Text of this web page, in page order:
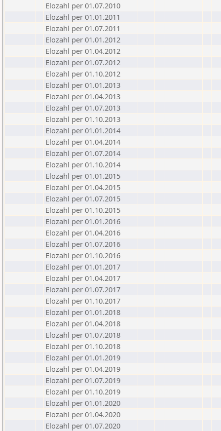
Elozahl per 01.07.2010
Elozahl per 01.01.2011
Elozahl per 01.07.2011
Elozahl per 01.01.2012
Elozahl per 01.04.2012
Elozahl per 01.07.2012
Elozahl per 01.10.2012
Elozahl per 01.01.2013
Elozahl per 01.04.2013
Elozahl per 01.07.2013
Elozahl per 01.10.2013
Elozahl per 01.01.2014
Elozahl per 01.04.2014
Elozahl per 01.07.2014
Elozahl per 01.10.2014
Elozahl per 01.01.2015
Elozahl per 01.04.2015
Elozahl per 01.07.2015
Elozahl per 01.10.2015
Elozahl per 01.01.2016
Elozahl per 01.04.2016
Elozahl per 01.07.2016
Elozahl per 01.10.2016
Elozahl per 01.01.2017
Elozahl per 01.04.2017
Elozahl per 01.07.2017
Elozahl per 01.10.2017
Elozahl per 01.01.2018
Elozahl per 01.04.2018
Elozahl per 01.07.2018
Elozahl per 01.10.2018
Elozahl per 01.01.2019
Elozahl per 01.04.2019
Elozahl per 01.07.2019
Elozahl per 01.10.2019
Elozahl per 01.01.2020
Elozahl per 01.04.2020
Elozahl per 01.07.2020